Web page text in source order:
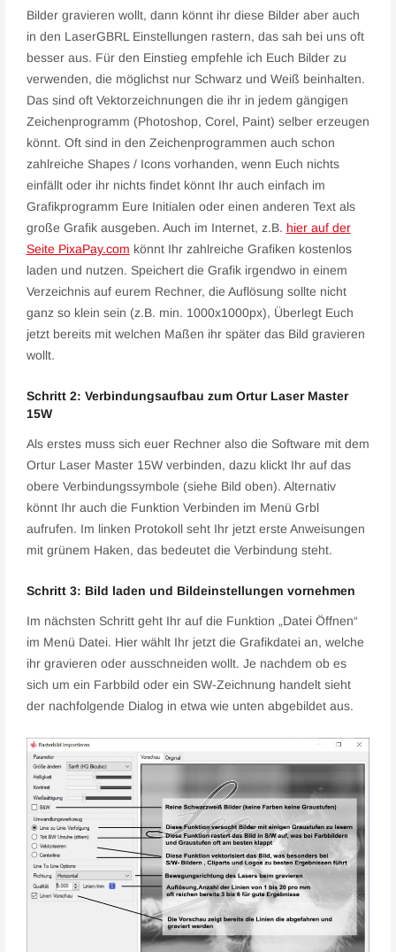
Bilder gravieren wollt, dann könnt ihr diese Bilder aber auch
in den LaserGBRL Einstellungen rastern, das sah bei uns oft
besser aus. Für den Einstieg empfehle ich Euch Bilder zu
verwenden, die möglichst nur Schwarz und Weiß beinhalten.
Das sind oft Vektorzeichnungen die ihr in jedem gängigen
Zeichenprogramm (Photoshop, Corel, Paint) selber erzeugen
könnt. Oft sind in den Zeichenprogrammen auch schon
zahlreiche Shapes / Icons vorhanden, wenn Euch nichts
einfällt oder ihr nichts findet könnt Ihr auch einfach im
Grafikprogramm Eure Initialen oder einen anderen Text als
große Grafik ausgeben. Auch im Internet, z.B. hier auf der
Seite PixaPay.com könnt Ihr zahlreiche Grafiken kostenlos
laden und nutzen. Speichert die Grafik irgendwo in einem
Verzeichnis auf eurem Rechner, die Auflösung sollte nicht
ganz so klein sein (z.B. min. 1000x1000px), Überlegt Euch
jetzt bereits mit welchen Maßen ihr später das Bild gravieren
wollt.
Schritt 2: Verbindungsaufbau zum Ortur Laser Master
15W
Als erstes muss sich euer Rechner also die Software mit dem
Ortur Laser Master 15W verbinden, dazu klickt Ihr auf das
obere Verbindungssymbole (siehe Bild oben). Alternativ
könnt Ihr auch die Funktion Verbinden im Menü Grbl
aufrufen. Im linken Protokoll seht Ihr jetzt erste Anweisungen
mit grünem Haken, das bedeutet die Verbindung steht.
Schritt 3: Bild laden und Bildeinstellungen vornehmen
Im nächsten Schritt geht Ihr auf die Funktion „Datei Öffnen“
im Menü Datei. Hier wählt Ihr jetzt die Grafikdatei an, welche
ihr gravieren oder ausschneiden wollt. Je nachdem ob es
sich um ein Farbbild oder ein SW-Zeichnung handelt sieht
der nachfolgende Dialog in etwa wie unten abgebildet aus.